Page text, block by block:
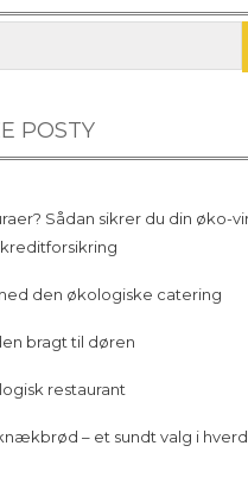
POSTY
Sådan sikrer du din øko-
den økologiske catering
bragt til døren
restaurant
– et sundt valg i